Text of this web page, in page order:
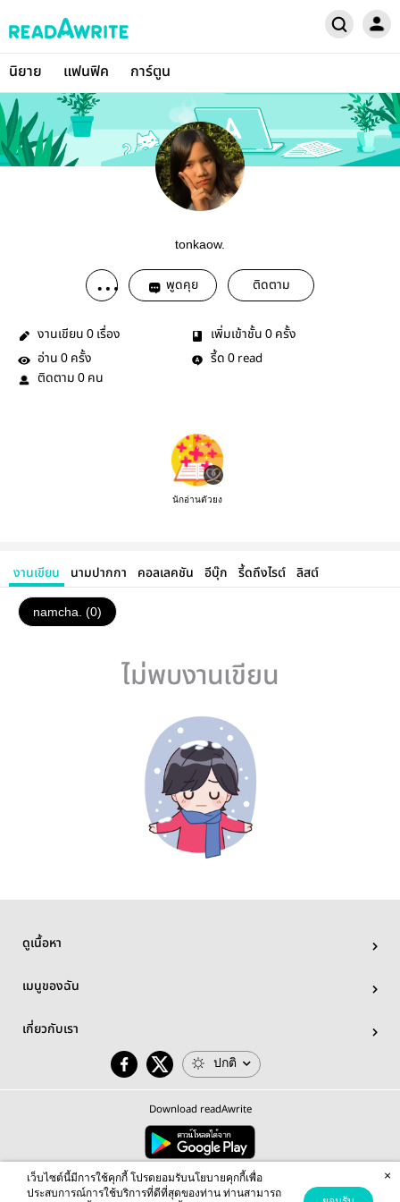
นิยาย แฟนฟิค การ์ตูน
tonkaow.
พูดคุย ติดตาม
งานเขียน 0 เรื่อง เพิ่มเข้าชั้น 0 ครั้ง
อ่าน 0 ครั้ง รี้ด 0 read
ติดตาม 0 คน
นักอ่านตัวยง
งานเขียน นามปากกา คอลเลคชัน อีบุ๊ก รี้ดถึงไรต์ ลิสต์
namcha. (0)
ไม่พบงานเขียน
ดูเนื้อหา
เมนูของฉัน
เกี่ยวกับเรา
ปกติ
Download readAwrite
© 2026 readAwrite.com by MEB Corporation Public Company Limited
This site is protected by reCAPTCHA and the Google Privacy Policy Terms of Serviceapply.
เว็บไซต์นี้มีการใช้คุกกี้ โปรดยอมรับนโยบายคุกกี้เพื่อ
ประสบการณ์การใช้บริการที่ดีที่สุดของท่าน ท่านสามารถ
×